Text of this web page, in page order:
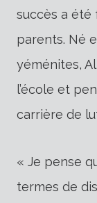
succès a été
parents. Né
yéménites,
l’école et
carrière de
« Je pense
termes de